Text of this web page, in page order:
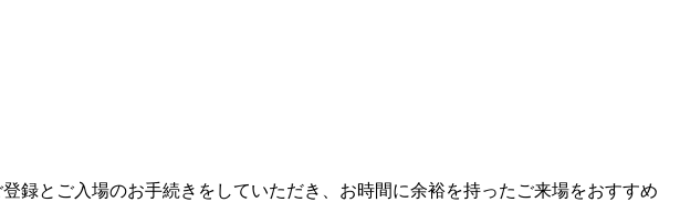
録とご入場のお手続きをしていただき、お時間に余裕を持ったご来場をおすすめ